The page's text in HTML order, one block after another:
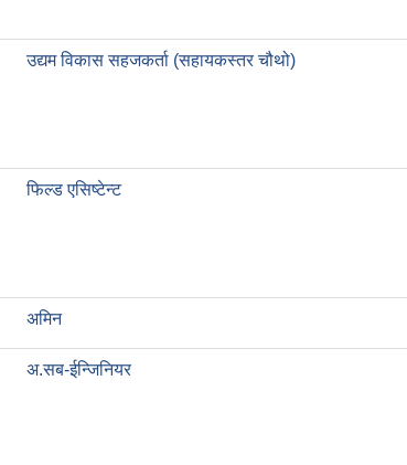
उद्यम विकास सहजकर्ता (सहायकस्तर चौथो)
फिल्ड एसिष्टेन्ट
अमिन
अ.सब-ईन्जिनियर